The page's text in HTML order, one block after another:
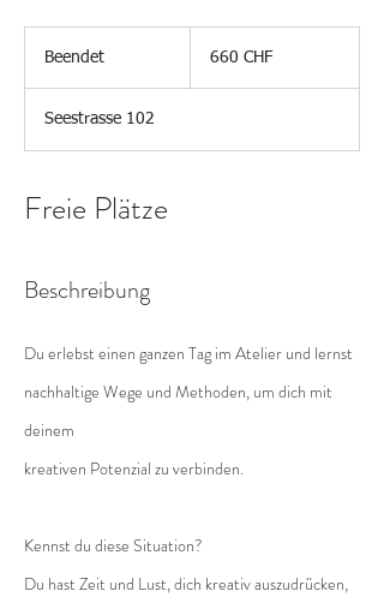
Beendet
n
d
t
Franken
660 CHF
Seestrasse 102
Freie Plätze
Beschreibung
Du erlebst einen ganzen Tag im Atelier und lernst
nachhaltige Wege und Methoden, um dich mit
deinem
kreativen Potenzial zu verbinden.
Kennst du diese Situation?
Du hast Zeit und Lust, dich kreativ auszudrücken,